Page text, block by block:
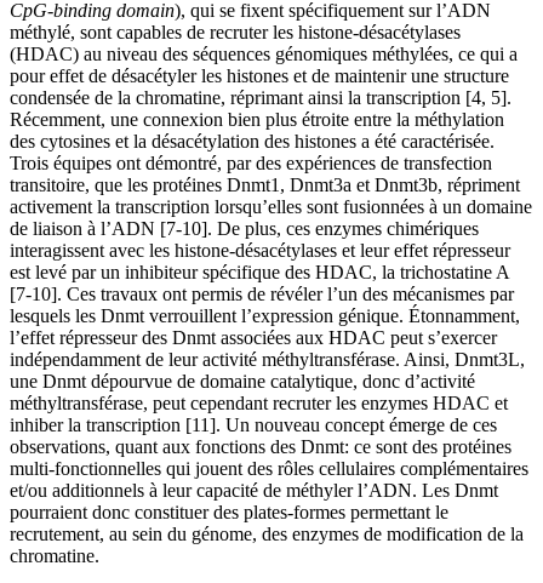
CpG-binding domain), qui se fixent spécifiquement sur l’ADN
méthylé, sont capables de recruter les histone-désacétylases
(HDAC) au niveau des séquences génomiques méthylées, ce qui a
pour effet de désacétyler les histones et de maintenir une structure
condensée de la chromatine, réprimant ainsi la transcription [4, 5].
Récemment, une connexion bien plus étroite entre la méthylation
des cytosines et la désacétylation des histones a été caractérisée.
Trois équipes ont démontré, par des expériences de transfection
transitoire, que les protéines Dnmt1, Dnmt3a et Dnmt3b, répriment
activement la transcription lorsqu’elles sont fusionnées à un domaine
de liaison à l’ADN [7-10]. De plus, ces enzymes chimériques
interagissent avec les histone-désacétylases et leur effet répresseur
est levé par un inhibiteur spécifique des HDAC, la trichostatine A
[7-10]. Ces travaux ont permis de révéler l’un des mécanismes par
lesquels les Dnmt verrouillent l’expression génique. Étonnamment,
l’effet répresseur des Dnmt associées aux HDAC peut s’exercer
indépendamment de leur activité méthyltransférase. Ainsi, Dnmt3L,
une Dnmt dépourvue de domaine catalytique, donc d’activité
méthyltransférase, peut cependant recruter les enzymes HDAC et
inhiber la transcription [11]. Un nouveau concept émerge de ces
observations, quant aux fonctions des Dnmt: ce sont des protéines
multi-fonctionnelles qui jouent des rôles cellulaires complémentaires
et/ou additionnels à leur capacité de méthyler l’ADN. Les Dnmt
pourraient donc constituer des plates-formes permettant le
recrutement, au sein du génome, des enzymes de modification de la
chromatine.